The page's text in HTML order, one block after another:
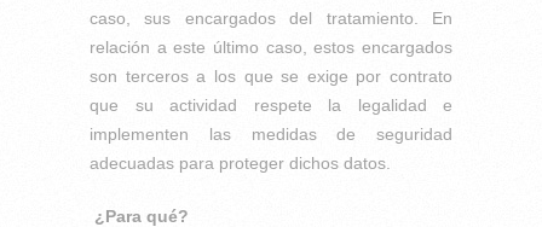
caso, sus encargados del tratamiento. En
relación a este último caso, estos encargados
son terceros a los que se exige por contrato
que su actividad respete la legalidad e
implementen las medidas de seguridad
adecuadas para proteger dichos datos.
¿Para qué?